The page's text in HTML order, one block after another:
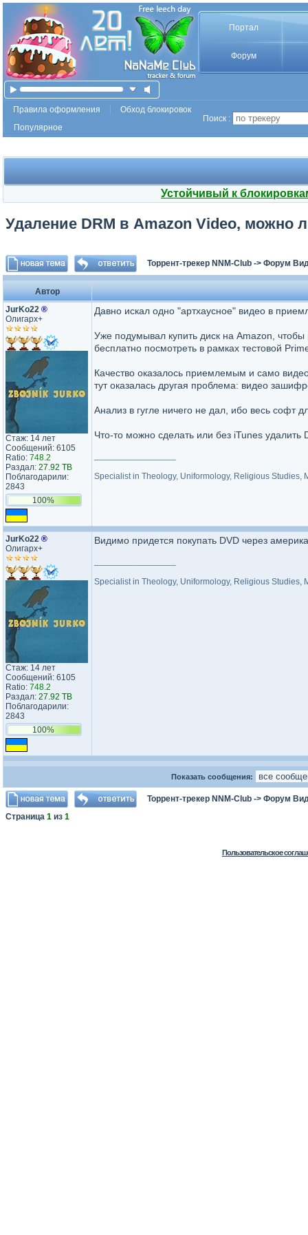
Портал
Форум
Правила оформления
Обход блокировок
Популярное
Поиск :
Устойчивый к
Удаление DRM в Amazon Video, можно
Торрент-трекер NNM-Club -> Форум
Автор
JurKo22 ®
Олигарх+
Стаж: 14 лет
Сообщений: 6105
Ratio: 748.2
Раздал: 27.92 TB
Поблагодарили:
2843
100%
Давно искал одно "артхаусное" видео в
Уже подумывал купить диск на Amazon,
бесплатно посмотреть в рамках тестовой
Качество оказалось приемлемым и само
тут оказалась другая проблема: видео
Анализ в гугле ничего не дал, ибо весь софт
Что-то можно сделать или без iTunes удалить
Specialist in Theology, Uniformology, Religious
JurKo22 ®
Олигарх+
Стаж: 14 лет
Сообщений: 6105
Ratio: 748.2
Раздал: 27.92 TB
Поблагодарили:
2843
100%
Видимо придется покупать DVD через
Specialist in Theology, Uniformology, Religious
Показать сообщения:
Торрент-трекер NNM-Club -> Форум
Страница 1 из 1
Пользовательское